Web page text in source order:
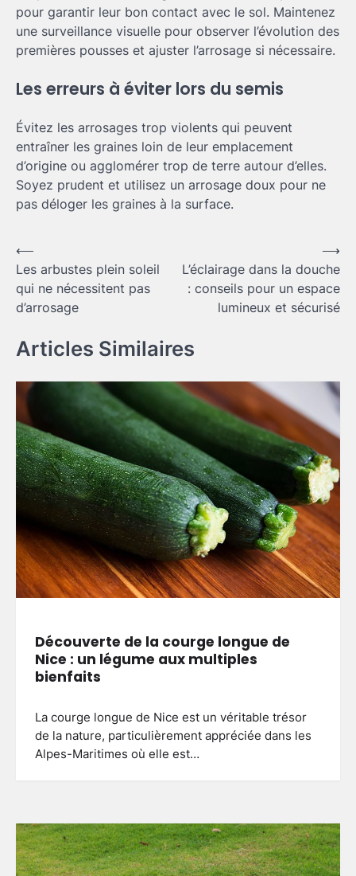
pour garantir leur bon contact avec le sol. Maintenez
une surveillance visuelle pour observer l’évolution des
premières pousses et ajuster l’arrosage si nécessaire.
Les erreurs à éviter lors du semis
Évitez les arrosages trop violents qui peuvent
entraîner les graines loin de leur emplacement
d’origine ou agglomérer trop de terre autour d’elles.
Soyez prudent et utilisez un arrosage doux pour ne
pas déloger les graines à la surface.
Navigation
de
l’article
⟵
Les arbustes plein soleil
qui ne nécessitent pas
d’arrosage
L’éclairage dans la douche
: conseils pour un espace
lumineux et sécurisé
⟶
Articles Similaires
Découverte de la courge longue de
Nice : un légume aux multiples
bienfaits
La courge longue de Nice est un véritable trésor
de la nature, particulièrement appréciée dans les
Alpes-Maritimes où elle est…